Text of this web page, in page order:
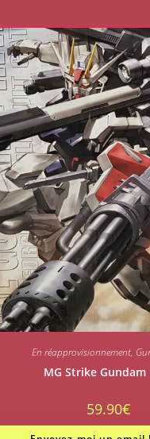
En réapprovisionnement,
MG Strike Gundam
59.90€